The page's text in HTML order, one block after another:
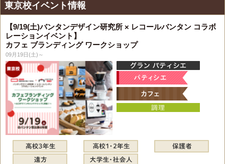
東京校イベント情報
【9/19(土)バンタンデザイン研究所 × レコールバンタン コラボ
レーションイベント】
カフェ ブランディング ワークショップ
09月19日(土)～